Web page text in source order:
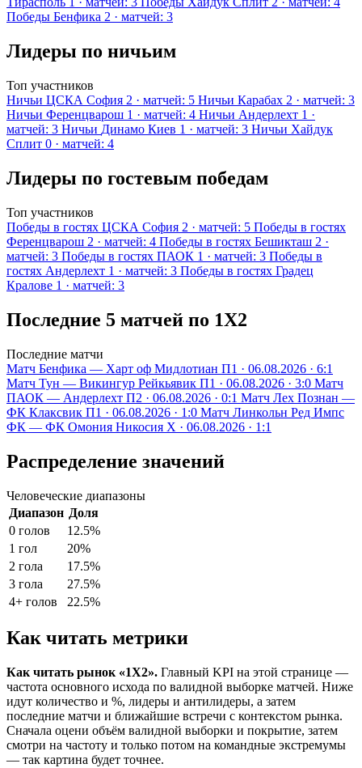
Победы Бенфика 2 · матчей: 3
Лидеры по ничьим
Топ участников
Ничьи ЦСКА София 2 · матчей: 5 Ничьи Карабах 2 · матчей: 3
Ничьи Ференцварош 1 · матчей: 4 Ничьи Андерлехт 1 ·
матчей: 3 Ничьи Динамо Киев 1 · матчей: 3 Ничьи Хайдук
Сплит 0 · матчей: 4
Лидеры по гостевым победам
Топ участников
Победы в гостях ЦСКА София 2 · матчей: 5 Победы в гостях
Ференцварош 2 · матчей: 4 Победы в гостях Бешикташ 2 ·
матчей: 3 Победы в гостях ПАОК 1 · матчей: 3 Победы в
гостях Андерлехт 1 · матчей: 3 Победы в гостях Градец
Кралове 1 · матчей: 3
Последние 5 матчей по 1X2
Последние матчи
Матч Бенфика — Харт оф Мидлотиан П1 · 06.08.2026 · 6:1
Матч Тун — Викингур Рейкьявик П1 · 06.08.2026 · 3:0 Матч
ПАОК — Андерлехт П2 · 06.08.2026 · 0:1 Матч Лех Познан —
ФК Клаксвик П1 · 06.08.2026 · 1:0 Матч Линкольн Ред Импс
ФК — ФК Омония Никосия Х · 06.08.2026 · 1:1
Распределение значений
Человеческие диапазоны
Диапазон Доля
0 голов
12.5%
1 гол
20%
2 гола
17.5%
3 гола
27.5%
4+ голов
22.5%
Как читать метрики
Как читать рынок «1X2». Главный KPI на этой странице —
частота основного исхода по валидной выборке матчей. Ниже
идут количество и %, лидеры и антилидеры, а затем
последние матчи и ближайшие встречи с контекстом рынка.
Сначала оцени объём валидной выборки и покрытие, затем
смотри на частоту и только потом на командные экстремумы
— так картина будет точнее.